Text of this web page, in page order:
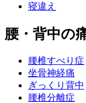
寝違え
腰・背中の
腰椎すべり症
坐骨神経痛
ぎっくり背中
腰椎分離症